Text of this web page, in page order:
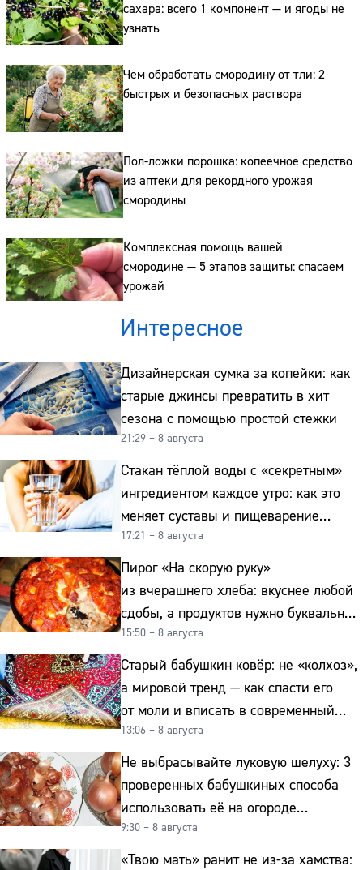
сахара: всего 1 компонент — и ягоды не
узнать
Чем обработать смородину от тли: 2
быстрых и безопасных раствора
Пол-ложки порошка: копеечное средство
из аптеки для рекордного урожая
смородины
Комплексная помощь вашей
смородине — 5 этапов защиты: спасаем
урожай
Интересное
Дизайнерская сумка за копейки: как
старые джинсы превратить в хит
сезона с помощью простой стежки
21:29 – 8 августа
Стакан тёплой воды с «секретным»
ингредиентом каждое утро: как это
меняет суставы и пищеварение
после 50
17:21 – 8 августа
Пирог «На скорую руку»
из вчерашнего хлеба: вкуснее любой
сдобы, а продуктов нужно буквально
копейки
15:50 – 8 августа
Старый бабушкин ковёр: не «колхоз»,
а мировой тренд — как спасти его
от моли и вписать в современный
интерьер
13:06 – 8 августа
Не выбрасывайте луковую шелуху: 3
проверенных бабушкиных способа
использовать её на огороде
и для здоровья этой зимой
9:30 – 8 августа
«Твою мать» ранит не из-за хамства:
Сайт:
Телефон: